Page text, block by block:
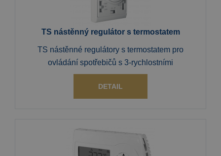
TS nástěnný regulátor s termostatem
TS nástěnné regulátory s termostatem pro
ovládání spotřebičů s 3-rychlostními
DETAIL